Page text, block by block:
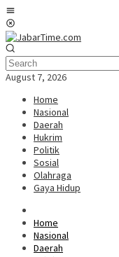
Skip
to
content
August 7, 2026
Home
Nasional
Daerah
Hukrim
Politik
Sosial
Olahraga
Gaya Hidup
Home
Nasional
Daerah